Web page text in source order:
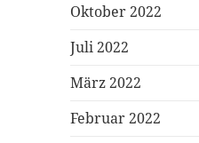
Oktober 2022
Juli 2022
März 2022
Februar 2022